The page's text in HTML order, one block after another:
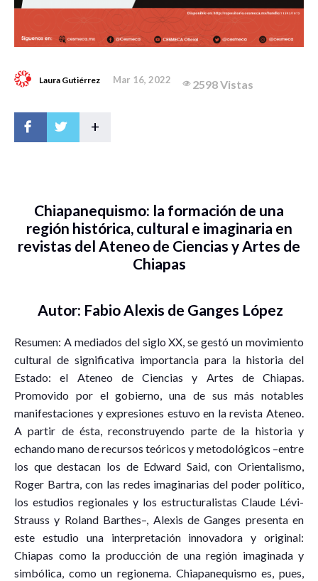
Laura Gutiérrez Mar 16, 2022 2598 Vistas
+
Chiapanequismo: la formación de una
región histórica, cultural e imaginaria en
revistas del Ateneo de Ciencias y Artes de
Chiapas
Autor: Fabio Alexis de Ganges López
Resumen: A mediados del siglo XX, se gestó un movimiento
cultural de significativa importancia para la historia del
Estado: el Ateneo de Ciencias y Artes de Chiapas.
Promovido por el gobierno, una de sus más notables
manifestaciones y expresiones estuvo en la revista Ateneo.
A partir de ésta, reconstruyendo parte de la historia y
echando mano de recursos teóricos y metodológicos –entre
los que destacan los de Edward Said, con Orientalismo,
Roger Bartra, con las redes imaginarias del poder político,
los estudios regionales y los estructuralistas Claude Lévi-
Strauss y Roland Barthes–, Alexis de Ganges presenta en
este estudio una interpretación innovadora y original:
Chiapas como la producción de una región imaginada y
simbólica, como un regionema. Chiapanequismo es, pues,